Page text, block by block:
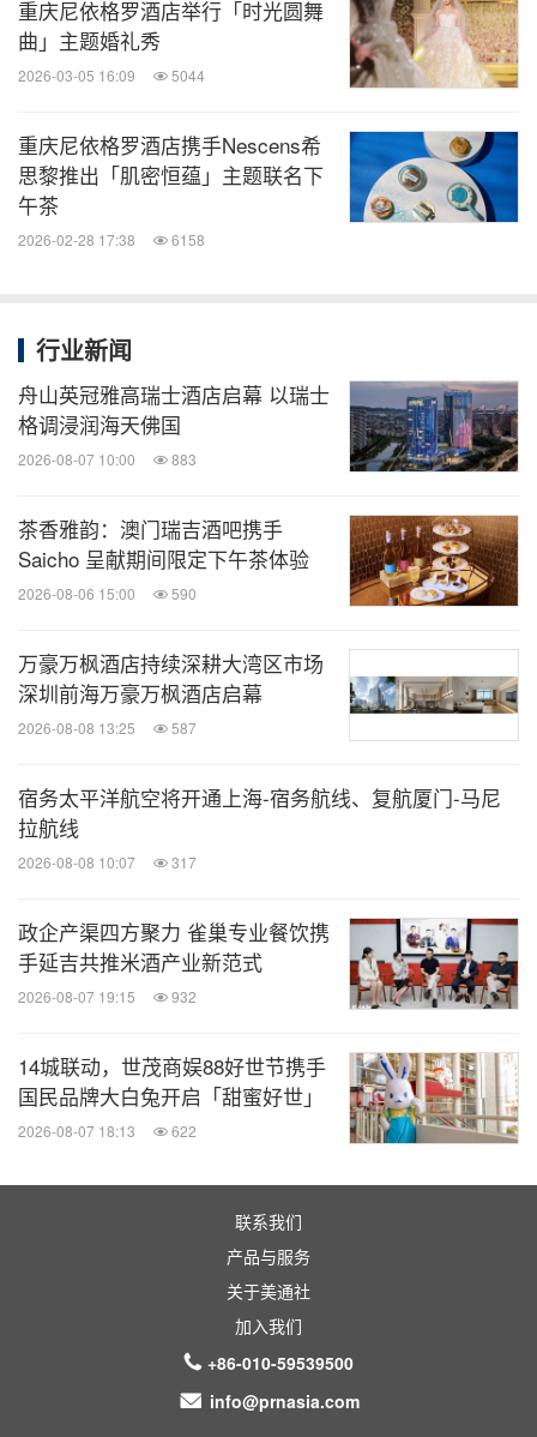
重庆尼依格罗酒店举行「时光圆舞
曲」主题婚礼秀
2026-03-05 16:09 5044
重庆尼依格罗酒店携手Nescens希
思黎推出「肌密恒蕴」主题联名下
午茶
2026-02-28 17:38 6158
行业新闻
舟山英冠雅高瑞士酒店启幕 以瑞士
格调浸润海天佛国
2026-08-07 10:00 883
茶香雅韵：澳门瑞吉酒吧携手
Saicho 呈献期间限定下午茶体验
2026-08-06 15:00 590
万豪万枫酒店持续深耕大湾区市场
深圳前海万豪万枫酒店启幕
2026-08-08 13:25 587
宿务太平洋航空将开通上海-宿务航线、复航厦门-马尼
拉航线
2026-08-08 10:07 317
政企产渠四方聚力 雀巢专业餐饮携
手延吉共推米酒产业新范式
2026-08-07 19:15 932
14城联动，世茂商娱88好世节携手
国民品牌大白兔开启「甜蜜好世」
2026-08-07 18:13 622
联系我们
产品与服务
关于美通社
加入我们
+86-010-59539500
info@prnasia.com